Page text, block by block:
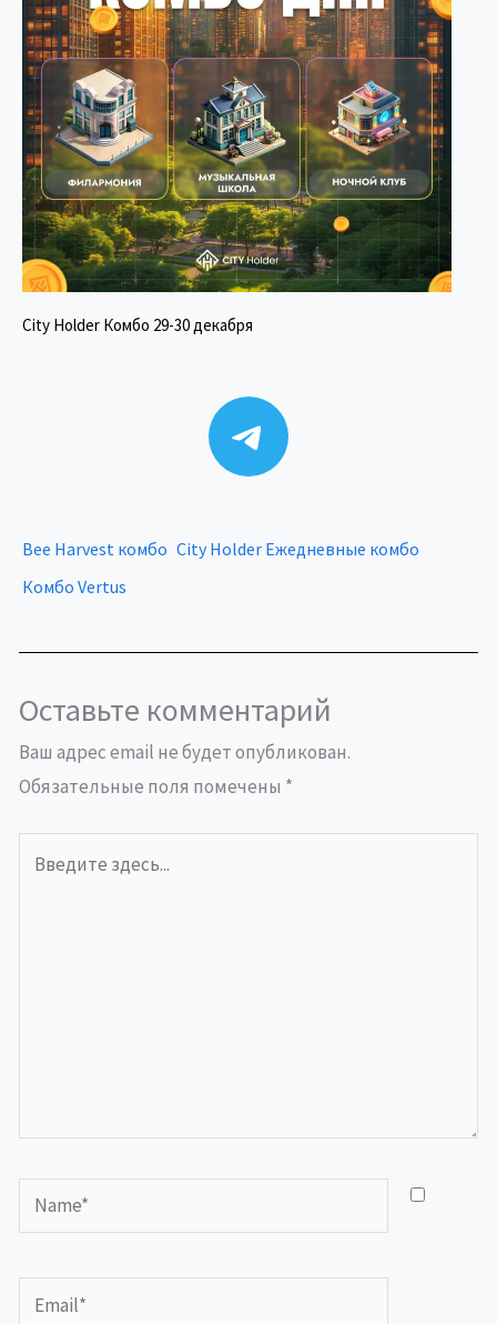
City Holder Комбо 29-30 декабря
Telegram
Bee Harvest комбо City Holder Ежедневные комбо
Комбо Vertus
Оставьте комментарий
Ваш адрес email не будет опубликован.
Обязательные поля помечены *
здесь...
Name*
Email*